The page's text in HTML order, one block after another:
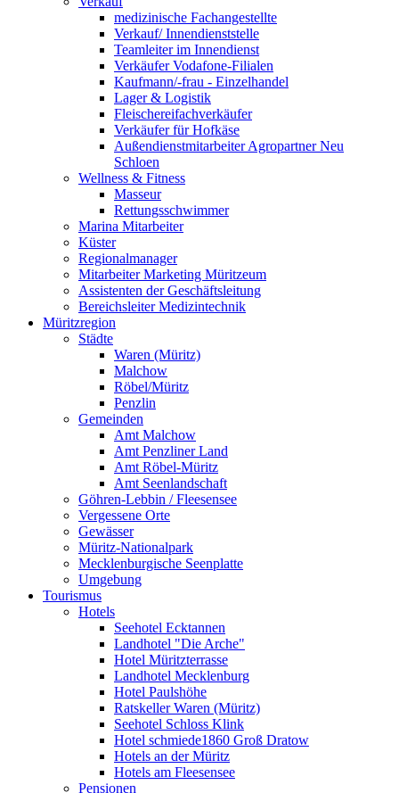
medizinische Fachangestellte
Verkauf/ Innendienststelle
Teamleiter im Innendienst
Verkäufer Vodafone-Filialen
Kaufmann/-frau - Einzelhandel
Lager & Logistik
Fleischereifachverkäufer
Verkäufer für Hofkäse
Außendienstmitarbeiter Agropartner Neu
Schloen
Wellness & Fitness
Masseur
Rettungsschwimmer
Marina Mitarbeiter
Küster
Regionalmanager
Mitarbeiter Marketing Müritzeum
Assistenten der Geschäftsleitung
Bereichsleiter Medizintechnik
Müritzregion
Städte
Waren (Müritz)
Malchow
Röbel/Müritz
Penzlin
Gemeinden
Amt Malchow
Amt Penzliner Land
Amt Röbel-Müritz
Amt Seenlandschaft
Göhren-Lebbin / Fleesensee
Vergessene Orte
Gewässer
Müritz-Nationalpark
Mecklenburgische Seenplatte
Umgebung
Tourismus
Hotels
Seehotel Ecktannen
Landhotel "Die Arche"
Hotel Müritzterrasse
Landhotel Mecklenburg
Hotel Paulshöhe
Ratskeller Waren (Müritz)
Seehotel Schloss Klink
Hotel schmiede1860 Groß Dratow
Hotels an der Müritz
Hotels am Fleesensee
Pensionen